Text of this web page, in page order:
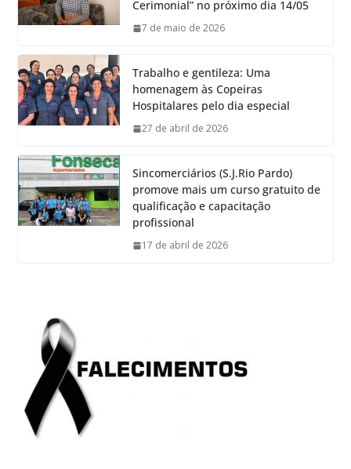
Cerimonial” no próximo dia 14/05
7 de maio de 2026
Trabalho e gentileza: Uma
homenagem às Copeiras
Hospitalares pelo dia especial
27 de abril de 2026
Sincomerciários (S.J.Rio Pardo)
promove mais um curso gratuito de
qualificação e capacitação
profissional
17 de abril de 2026